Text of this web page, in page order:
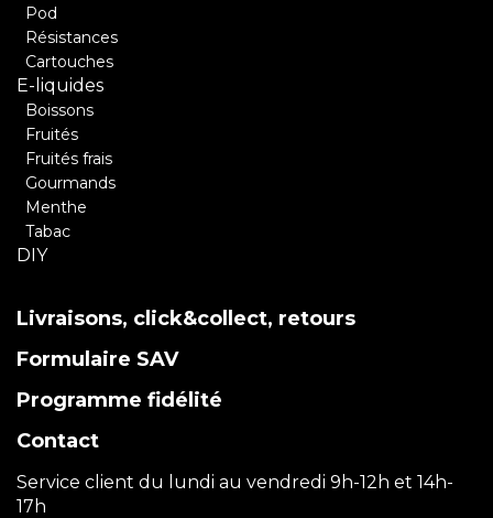
Pod
Résistances
Cartouches
E-liquides
Boissons
Fruités
Fruités frais
Gourmands
Menthe
Tabac
DIY
Livraisons, click&collect, retours
Formulaire SAV
Programme fidélité
Contact
Service client du lundi au vendredi 9h-12h et 14h-
17h